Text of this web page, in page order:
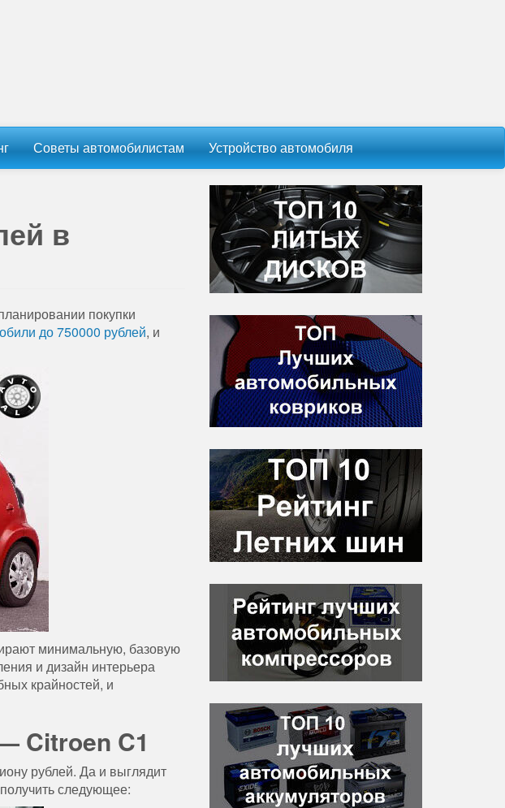
Советы автомобилистам Устройство автомобиля
в
покупки
до 750000 рублей, и
минимальную, базовую
и дизайн интерьера
крайностей, и
Citroen C1
рублей. Да и выглядит
следующее: